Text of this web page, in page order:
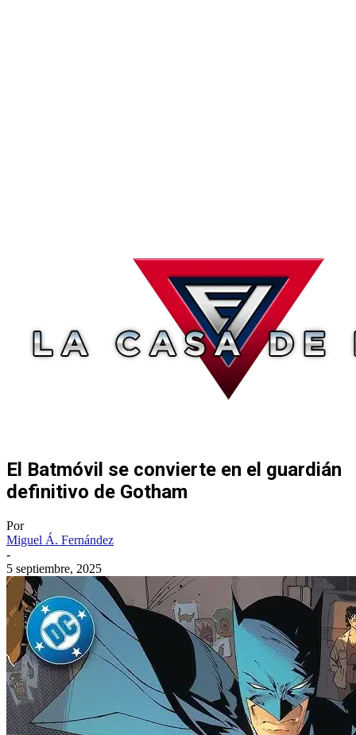
El Batmóvil se convierte en el guardián
definitivo de Gotham
Por
Miguel Á. Fernández
-
5 septiembre, 2025